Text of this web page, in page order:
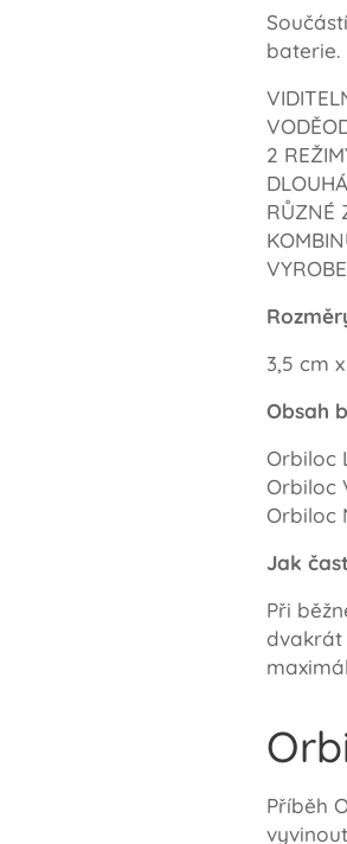
baterie.
2
RŮZNÉ
3,5 cm
Obsah
Orbiloc
Orbiloc
Orbiloc
Jak
Při
dvakrát
Příběh